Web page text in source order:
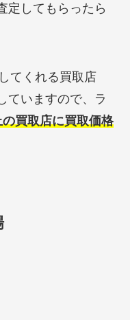
定してもらったら
てくれる買取店
ていますので、ラ
買取店に買取価格